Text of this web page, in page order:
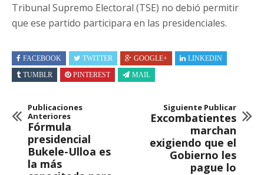
Tribunal Supremo Electoral (TSE) no debió permitir
que ese partido participara en las presidenciales.
FACEBOOK TWITTER GOOGLE+
LINKEDIN
TUMBLR
PINTEREST MAIL
Publicaciones
Anteriores
Fórmula
presidencial
Bukele-Ulloa es
la más
Siguiente Publicar
Excombatientes
marchan
exigiendo que el
Gobierno les
pague lo